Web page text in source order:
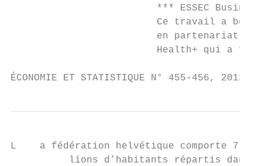
*** ESSEC
Ce travail a
en partenariat
Health+ qui a
ÉCONOMIE ET STATISTIQUE
L    a fédération helvétique comporte 7,7
lions d’habitants répartis dans